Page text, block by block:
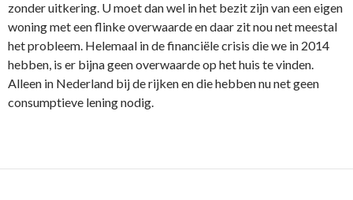
zonder uitkering. U moet dan wel in het bezit zijn van een eigen
woning met een flinke overwaarde en daar zit nou net meestal
het probleem. Helemaal in de financiële crisis die we in 2014
hebben, is er bijna geen overwaarde op het huis te vinden.
Alleen in Nederland bij de rijken en die hebben nu net geen
consumptieve lening nodig.